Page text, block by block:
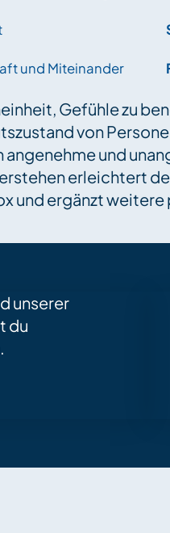
und Miteinander
Gefühle zu
von
und
erleichtert
und ergänzt
unserer
du